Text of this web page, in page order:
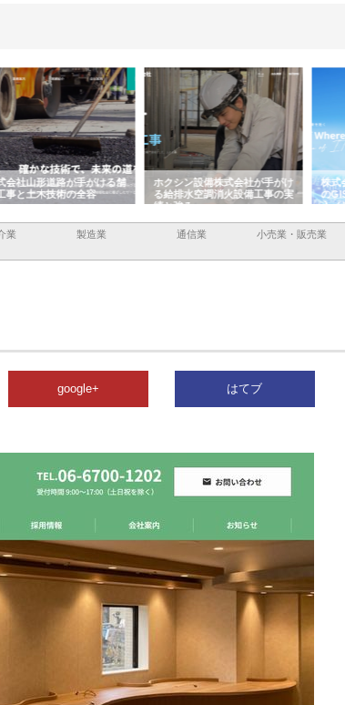
シン設備株式会社が手がけ
排水空調消火設備工事の実
強み
株式会社東京シー・エム・シー
のGISインフラ管理システム導
入メリット
株
か
由
業 製造業 通信業 小売業・販売業
google+ はてブ